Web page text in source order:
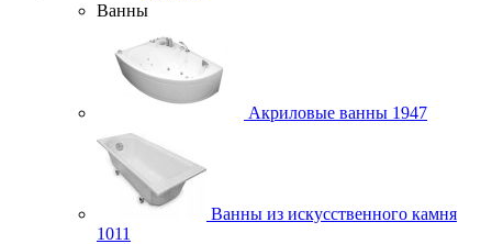
Ванны
Акриловые ванны 1947
Ванны из искусственного камня
1011